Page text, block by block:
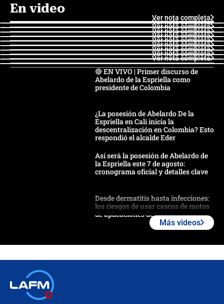
En video
Ver nota completa
Ver nota completa
Ver nota completa
Ver nota completa
Ver nota completa
Ver nota completa
Ver nota completa
Ver nota completa
Ver nota completa
Ver nota completa
🔴 EN VIVO | Primer discurso de
Abelardo de la Espriella como
presidente de Colombia
¿La posesión de Abelardo De la
Espriella en Cali inicia la
descentralización en Colombia? Esto
respondió el alcalde Eder
Así será la posesión de Abelardo de
la Espriella este 7 de agosto:
cronograma oficial y detalles clave
Desde dermatitis hasta infecciones:
los riesgos de usar cascos de motos
de aplicaciones de transporte
celular? Requisitos, pasos y
Más videos